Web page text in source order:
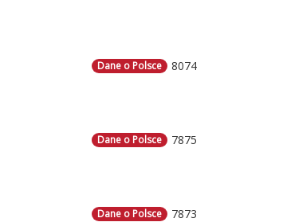
8074
Dane o Polsce
7875
Dane o Polsce
7873
Dane o Polsce